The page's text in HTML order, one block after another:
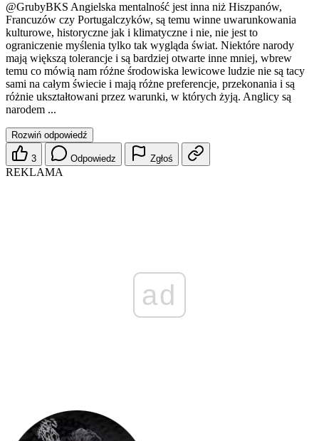
@GrubyBKS Angielska mentalność jest inna niż Hiszpanów,
Francuzów czy Portugalczyków, są temu winne uwarunkowania
kulturowe, historyczne jak i klimatyczne i nie, nie jest to
ograniczenie myślenia tylko tak wygląda świat. Niektóre narody
mają większą tolerancje i są bardziej otwarte inne mniej, wbrew
temu co mówią nam różne środowiska lewicowe ludzie nie są tacy
sami na całym świecie i mają różne preferencje, przekonania i są
różnie ukształtowani przez warunki, w których żyją. Anglicy są
narodem ...
Rozwiń odpowiedź
3 Odpowiedz Zgłoś
REKLAMA
ad